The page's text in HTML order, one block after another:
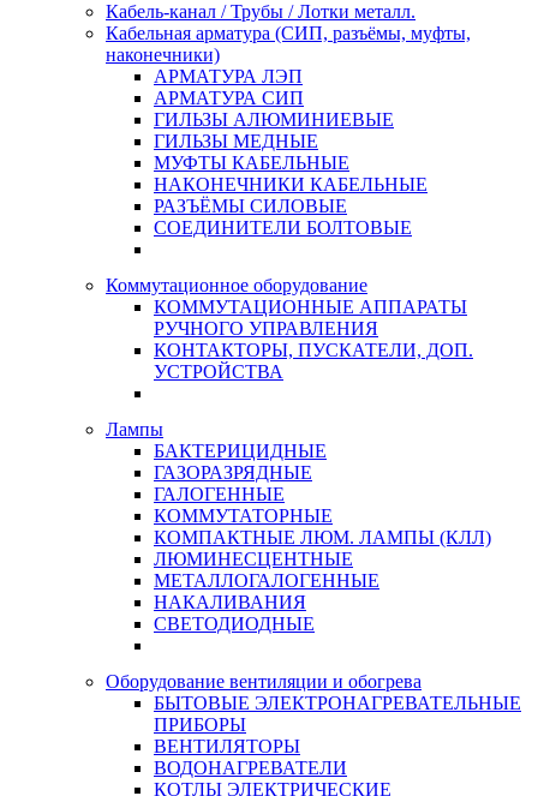
Кабель-канал / Трубы / Лотки металл.
Кабельная арматура (СИП, разъёмы, муфты,
наконечники)
АРМАТУРА ЛЭП
АРМАТУРА СИП
ГИЛЬЗЫ АЛЮМИНИЕВЫЕ
ГИЛЬЗЫ МЕДНЫЕ
МУФТЫ КАБЕЛЬНЫЕ
НАКОНЕЧНИКИ КАБЕЛЬНЫЕ
РАЗЪЁМЫ СИЛОВЫЕ
СОЕДИНИТЕЛИ БОЛТОВЫЕ
Коммутационное оборудование
КОММУТАЦИОННЫЕ АППАРАТЫ
РУЧНОГО УПРАВЛЕНИЯ
КОНТАКТОРЫ, ПУСКАТЕЛИ, ДОП.
УСТРОЙСТВА
Лампы
БАКТЕРИЦИДНЫЕ
ГАЗОРАЗРЯДНЫЕ
ГАЛОГЕННЫЕ
КОММУТАТОРНЫЕ
КОМПАКТНЫЕ ЛЮМ. ЛАМПЫ (КЛЛ)
ЛЮМИНЕСЦЕНТНЫЕ
МЕТАЛЛОГАЛОГЕННЫЕ
НАКАЛИВАНИЯ
СВЕТОДИОДНЫЕ
Оборудование вентиляции и обогрева
БЫТОВЫЕ ЭЛЕКТРОНАГРЕВАТЕЛЬНЫЕ
ПРИБОРЫ
ВЕНТИЛЯТОРЫ
ВОДОНАГРЕВАТЕЛИ
КОТЛЫ ЭЛЕКТРИЧЕСКИЕ